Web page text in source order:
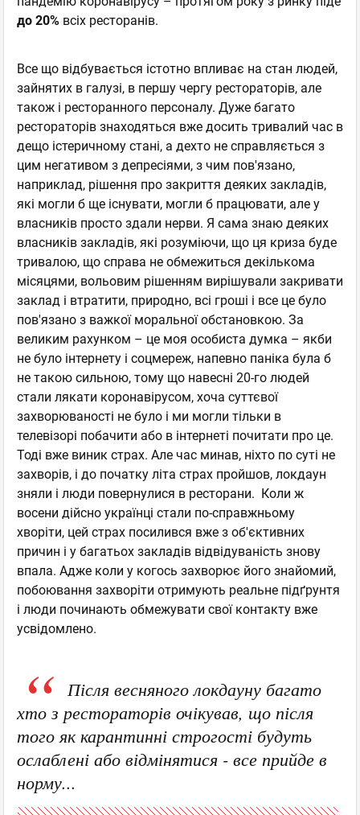
до 20% всіх ресторанів.
Все що відбувається істотно впливає на стан людей,
зайнятих в галузі, в першу чергу рестораторів, але
також і ресторанного персоналу. Дуже багато
рестораторів знаходяться вже досить тривалий час в
дещо істеричному стані, а дехто не справляється з
цим негативом з депресіями, з чим пов'язано,
наприклад, рішення про закриття деяких закладів,
які могли б ще існувати, могли б працювати, але у
власників просто здали нерви. Я сама знаю деяких
власників закладів, які розуміючи, що ця криза буде
тривалою, що справа не обмежиться декількома
місяцями, вольовим рішенням вирішували закривати
заклад і втратити, природно, всі гроші і все це було
пов'язано з важкої моральної обстановкою. За
великим рахунком – це моя особиста думка – якби
не було інтернету і соцмереж, напевно паніка була б
не такою сильною, тому що навесні 20-го людей
стали лякати коронавірусом, хоча суттєвої
захворюваності не було і ми могли тільки в
телевізорі побачити або в інтернеті почитати про це.
Тоді вже виник страх. Але час минав, ніхто по суті не
захворів, і до початку літа страх пройшов, локдаун
зняли і люди повернулися в ресторани. Коли ж
восени дійсно українці стали по-справжньому
хворіти, цей страх посилився вже з об'єктивних
причин і у багатьох закладів відвідуваність знову
впала. Адже коли у когось захворює його знайомий,
побоювання захворіти отримують реальне підґрунтя
і люди починають обмежувати свої контакту вже
усвідомлено.
Після весняного локдауну багато
хто з рестораторів очікував, що після
того як карантинні строгості будуть
ослаблені або відмінятися - все прийде в
норму...